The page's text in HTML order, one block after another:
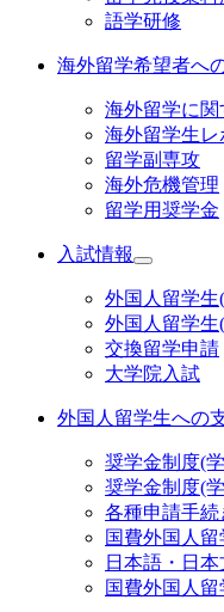
語学研修
海外留学希望者へ
海外留学に
海外留学生レ
留学副専攻
海外危機管理
留学用奨学金
入試情報
外国人留学
外国人留学
交換留学申請
大学院入試
外国人留学生への
奨学金制度(
奨学金制度(
各種申請手続
国費外国人
日本語・日
国費外国人